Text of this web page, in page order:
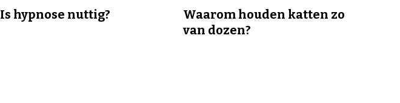
Is hypnose nuttig?
Waarom houden katten zo
van dozen?